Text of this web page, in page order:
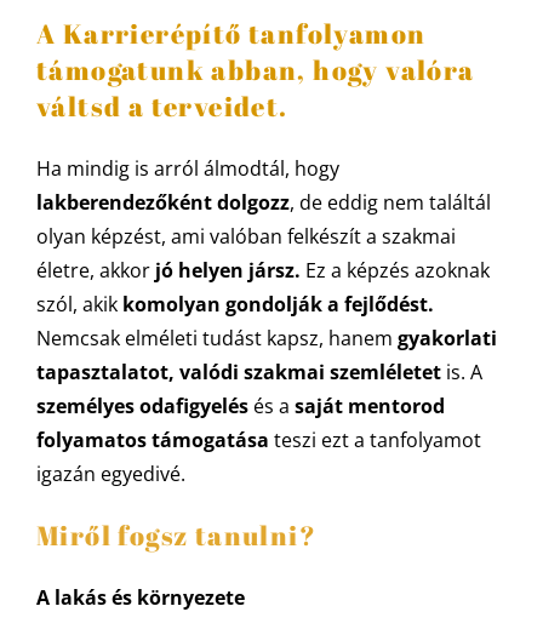
A Karrierépítő tanfolyamon
támogatunk abban, hogy valóra
váltsd a terveidet.
Ha mindig is arról álmodtál, hogy
lakberendezőként dolgozz, de eddig nem találtál
olyan képzést, ami valóban felkészít a szakmai
életre, akkor jó helyen jársz. Ez a képzés azoknak
szól, akik komolyan gondolják a fejlődést.
Nemcsak elméleti tudást kapsz, hanem gyakorlati
tapasztalatot, valódi szakmai szemléletetis. A
személyes odafigyelésés a saját mentorod
folyamatos támogatása teszi ezt a tanfolyamot
igazán egyedivé.
Miről fogsz tanulni?
A lakás és környezete